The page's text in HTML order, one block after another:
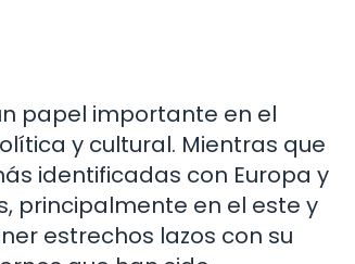
papel importante en el
y cultural. Mientras que
identificadas con Europa y
principalmente en el este y
estrechos lazos con su